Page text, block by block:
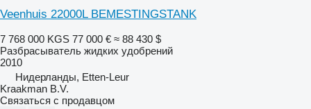
Veenhuis 22000L BEMESTINGSTANK
7 768 000 KGS 77 000 € ≈ 88 430 $
Разбрасыватель жидких удобрений
2010
Нидерланды, Etten-Leur
Kraakman B.V.
Связаться с продавцом